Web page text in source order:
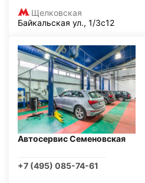
Щелковская
Байкальская ул., 1/3с12
Автосервис Семеновская
+7 (495) 085-74-61